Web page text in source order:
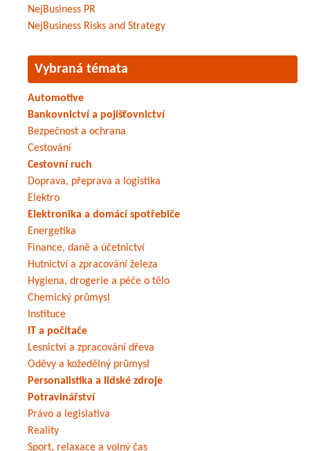
NejBusiness PR
NejBusiness Risks and Strategy
Vybraná témata
Automotive
Bankovnictví a pojišťovnictví
Bezpečnost a ochrana
Cestování
Cestovní ruch
Doprava, přeprava a logistika
Elektro
Elektronika a domácí spotřebiče
Energetika
Finance, daně a účetnictví
Hutnictví a zpracování železa
Hygiena, drogerie a péče o tělo
Chemický průmysl
Instituce
IT a počítače
Lesnictví a zpracování dřeva
Oděvy a kožedělný průmysl
Personalistika a lidské zdroje
Potravinářství
Právo a legislativa
Reality
Sport, relaxace a volný čas